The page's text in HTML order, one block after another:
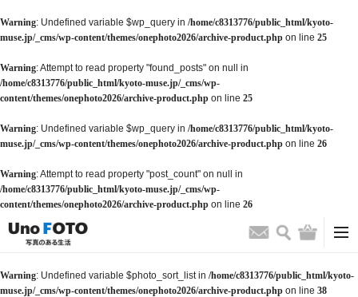
Warning: Undefined variable $wp_query in /home/c8313776/public_html/kyoto-
muse.jp/_cms/wp-content/themes/onephoto2026/archive-product.php on line 25
Warning: Attempt to read property "found_posts" on null in
/home/c8313776/public_html/kyoto-muse.jp/_cms/wp-
content/themes/onephoto2026/archive-product.php on line 25
Warning: Undefined variable $wp_query in /home/c8313776/public_html/kyoto-
muse.jp/_cms/wp-content/themes/onephoto2026/archive-product.php on line 26
Warning: Attempt to read property "post_count" on null in
/home/c8313776/public_html/kyoto-muse.jp/_cms/wp-
content/themes/onephoto2026/archive-product.php on line 26
お問い合わせ
検索 バッグ
Warning: Undefined variable $photo_sort_list in /home/c8313776/public_html/kyoto-
muse.jp/_cms/wp-content/themes/onephoto2026/archive-product.php on line 38